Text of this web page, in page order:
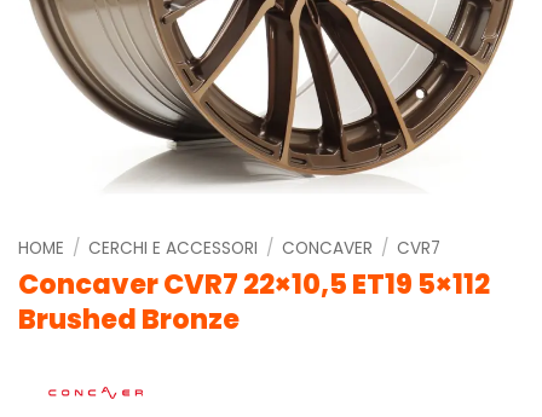
HOME / CERCHI E ACCESSORI / CONCAVER / CVR7
Concaver CVR7 22×10,5 ET19 5×112
Brushed Bronze